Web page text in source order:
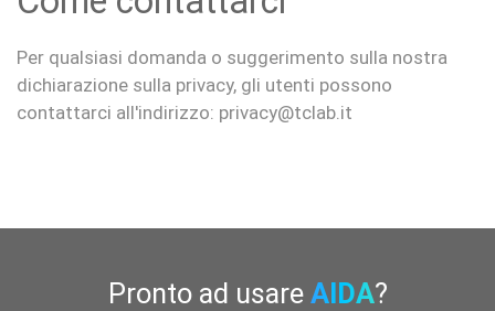
Per qualsiasi domanda o suggerimento sulla nostra
dichiarazione sulla privacy, gli utenti possono
contattarci all'indirizzo: privacy@tclab.it
Pronto ad usare AIDA?